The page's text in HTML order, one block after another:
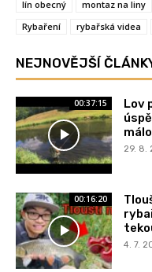
lín obecný montaz na liny
Rybaření
rybařská videa
NEJNOVĚJŠÍ
00:37:15
Lov
29. 8.
00:16:20
4. 7.